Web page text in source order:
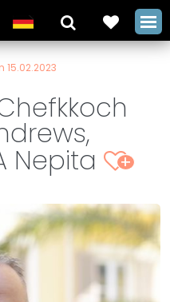
15.02.2023
Nepita +